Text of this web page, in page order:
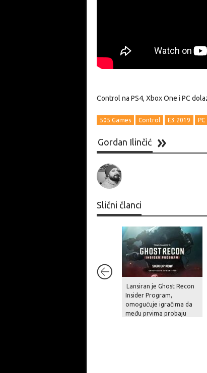
Control na PS4, Xbox One i PC
505 Games Control E3 2019 PC
Gordan Ilinčić
Slični članci
Lansiran je Ghost Recon
Insider Program,
omogućuje igračima da
među prvima probaju